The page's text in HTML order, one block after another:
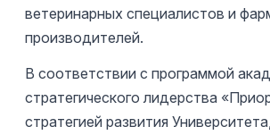
ветеринарных специалистов и
производителей.
В соответствии с программой
стратегического лидерства
стратегией развития